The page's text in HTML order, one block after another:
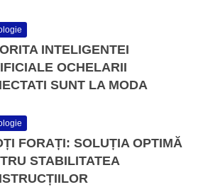
INTELIGENTEI
OCHELARII
SUNT LA MODA
FORAȚI: SOLUȚIA OPTIMĂ
STABILITATEA